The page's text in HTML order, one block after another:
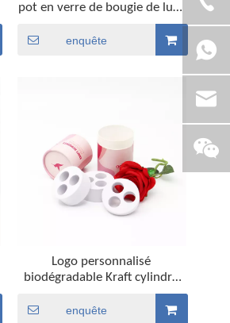
pot en verre de bougie de luxe
de cire de soja faite à la main
de papier Kraft fait sur
commande pour le cadeau
enquête
Logo personnalisé
biodégradable Kraft cylindre
rond cosmétiques huile
essentielle parfum bougie
enquête